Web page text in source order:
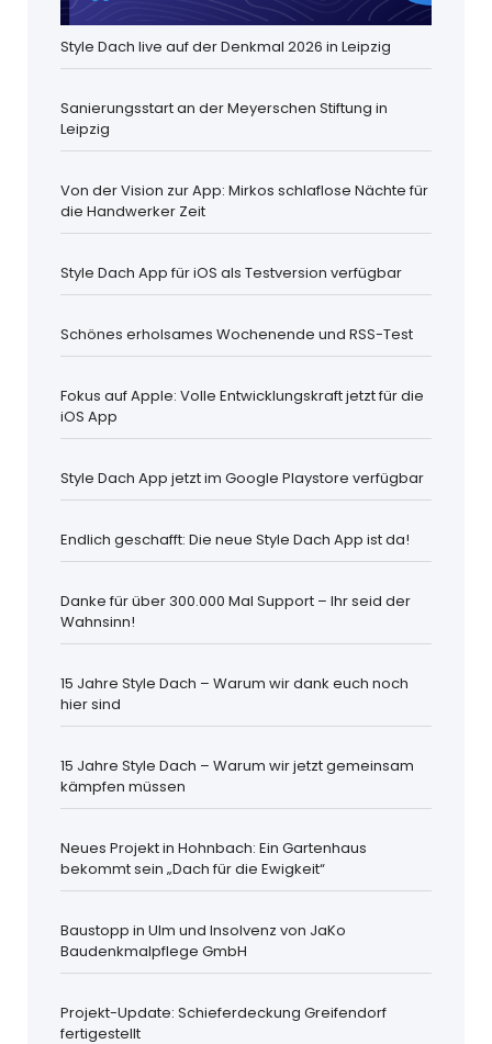
Style Dach live auf der Denkmal 2026 in Leipzig
Sanierungsstart an der Meyerschen Stiftung in
Leipzig
Von der Vision zur App: Mirkos schlaflose Nächte für
die Handwerker Zeit
Style Dach App für iOS als Testversion verfügbar
Schönes erholsames Wochenende und RSS-Test
Fokus auf Apple: Volle Entwicklungskraft jetzt für die
iOS App
Style Dach App jetzt im Google Playstore verfügbar
Endlich geschafft: Die neue Style Dach App ist da!
Danke für über 300.000 Mal Support – Ihr seid der
Wahnsinn!
15 Jahre Style Dach – Warum wir dank euch noch
hier sind
15 Jahre Style Dach – Warum wir jetzt gemeinsam
kämpfen müssen
Neues Projekt in Hohnbach: Ein Gartenhaus
bekommt sein „Dach für die Ewigkeit“
Baustopp in Ulm und Insolvenz von JaKo
Baudenkmalpflege GmbH
Projekt-Update: Schieferdeckung Greifendorf
fertigestellt